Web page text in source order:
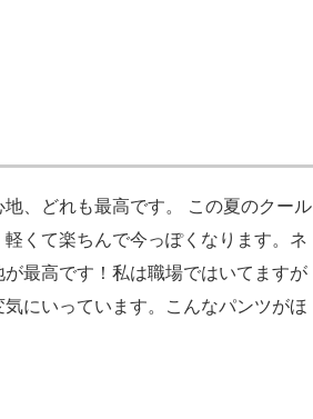
、どれも最高です。 この夏のクール
くて楽ちんで今っぽくなります。ネ
最高です！私は職場ではいてますが
にいっています。こんなパンツがほ